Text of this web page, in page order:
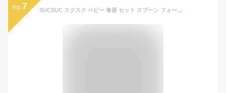
no. 7 SUCSUC スクスク ベビー 食器 セット スプーン フォーク ボウル トレイ 好評 食洗機 4点 レンジ 子ども食器 ギフトセット 食器セット トレーにはめる 赤ちゃん ベビーギフト 電子レンジ 子供用 子ども用 子ども こども 子供 贈り物 出産祝い 抗菌 割れない お祝い ギフト